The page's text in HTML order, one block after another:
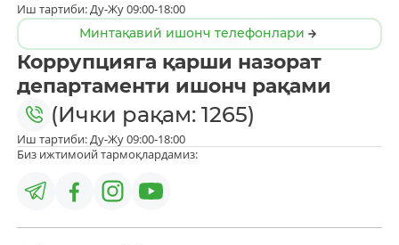
Иш тартиби: Ду-Жу 09:00-18:00
Минтақавий ишонч телефонлари
Коррупцияга қарши назорат
департаменти ишонч рақами
(Ички рақам: 1265)
Иш тартиби: Ду-Жу 09:00-18:00
Биз ижтимоий тармоқлардамиз: